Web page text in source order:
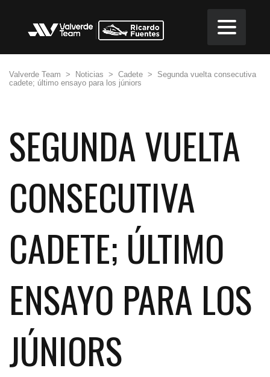
Valverde Team > Noticias > Cadete >
Segunda vuelta consecutiva
cadete; último ensayo para los júniors
SEGUNDA VUELTA
CONSECUTIVA
CADETE; ÚLTIMO
ENSAYO PARA LOS
JÚNIORS